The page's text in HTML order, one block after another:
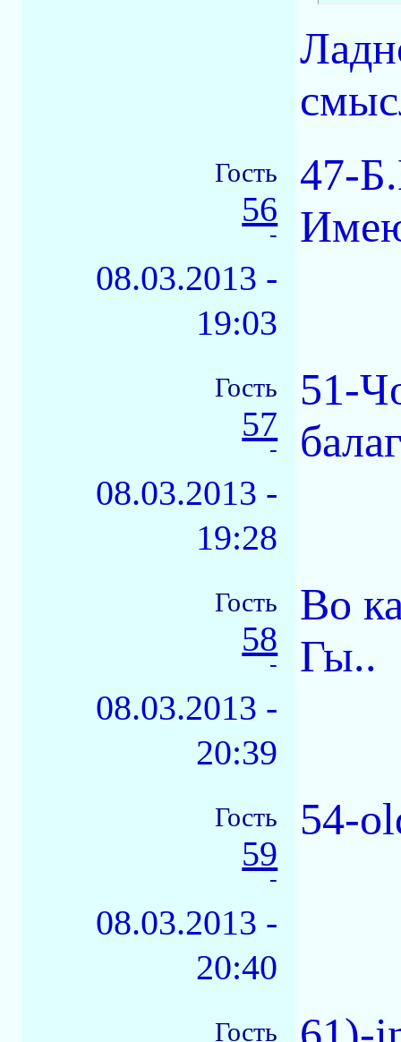
Гость
56
-
08.03.2013 -
19:03
47-
Гость
57
-
08.03.2013 -
19:28
51-
Гость
58
-
08.03.2013 -
20:39
Во
Гы..
Гость
59
-
08.03.2013 -
20:40
54-
Гость